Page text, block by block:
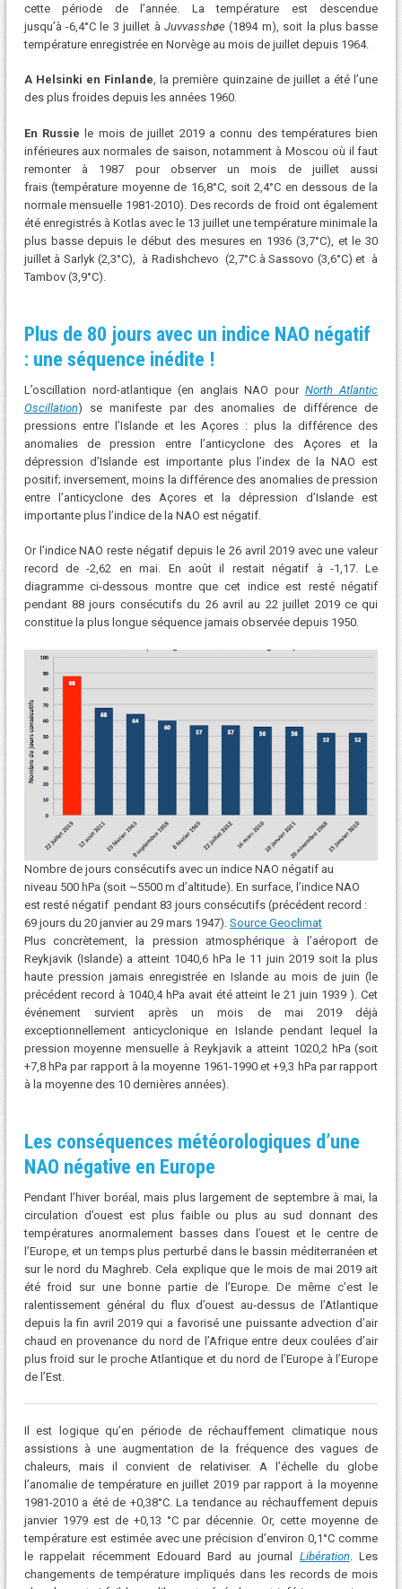
cette période de l’année. La température est descendue
jusqu’à -6,4°C le 3 juillet à Juvvasshøe (1894 m), soit la plus basse
température enregistrée en Norvège au mois de juillet depuis 1964.
A Helsinki en Finlande, la première quinzaine de juillet a été l’une
des plus froides depuis les années 1960.
En Russie le mois de juillet 2019 a connu des températures bien
inférieures aux normales de saison, notamment à Moscou où il faut
remonter à 1987 pour observer un mois de juillet aussi
frais (température moyenne de 16,8°C, soit 2,4°C en dessous de la
normale mensuelle 1981-2010). Des records de froid ont également
été enregistrés à Kotlas avec le 13 juillet une température minimale la
plus basse depuis le début des mesures en 1936 (3,7°C), et le 30
juillet à Sarlyk (2,3°C), à Radishchevo (2,7°C à Sassovo (3,6°C) et à
Tambov (3,9°C).
Plus de 80 jours avec un indice NAO négatif
: une séquence inédite !
L’oscillation nord-atlantique (en anglais NAO pourNorth Atlantic
Oscillation) se manifeste par des anomalies de différence de
pressions entre l’Islande et les Açores : plus la différence des
anomalies de pression entre l’anticyclone des Açores et la
dépression d’Islande est importante plus l’index de la NAO est
positif; inversement, moins la différence des anomalies de pression
entre l’anticyclone des Açores et la dépression d’Islande est
importante plus l’indice de la NAO est négatif.
Or l’indice NAO reste négatif depuis le 26 avril 2019 avec une valeur
record de -2,62 en mai. En août il restait négatif à -1,17. Le
diagramme ci-dessous montre que cet indice est resté négatif
pendant 88 jours consécutifs du 26 avril au 22 juillet 2019 ce qui
constitue la plus longue séquence jamais observée depuis 1950.
Nombre de jours consécutifs avec un indice NAO négatif au
niveau 500 hPa (soit ~5500 m d’altitude). En surface, l’indice NAO
est resté négatif pendant 83 jours consécutifs (précédent record :
69 jours du 20 janvier au 29 mars 1947). Source Geoclimat
Plus concrètement, la pression atmosphérique à l’aéroport de
Reykjavik (Islande) a atteint 1040,6 hPa le 11 juin 2019 soit la plus
haute pression jamais enregistrée en Islande au mois de juin (le
précédent record à 1040,4 hPa avait été atteint le 21 juin 1939 ). Cet
événement survient après un mois de mai 2019 déjà
exceptionnellement anticyclonique en Islande pendant lequel la
pression moyenne mensuelle à Reykjavik a atteint 1020,2 hPa (soit
+7,8 hPa par rapport à la moyenne 1961-1990 et +9,3 hPa par rapport
à la moyenne des 10 dernières années).
Les conséquences météorologiques d’une
NAO négative en Europe
Pendant l’hiver boréal, mais plus largement de septembre à mai, la
circulation d’ouest est plus faible ou plus au sud donnant des
températures anormalement basses dans l’ouest et le centre de
l’Europe, et un temps plus perturbé dans le bassin méditerranéen et
sur le nord du Maghreb. Cela explique que le mois de mai 2019 ait
été froid sur une bonne partie de l’Europe. De même c’est le
ralentissement général du flux d’ouest au‑dessus de l’Atlantique
depuis la fin avril 2019 qui a favorisé une puissante advection d’air
chaud en provenance du nord de l’Afrique entre deux coulées d’air
plus froid sur le proche Atlantique et du nord de l’Europe à l’Europe
de l’Est.
Il est logique qu’en période de réchauffement climatique nous
assistions à une augmentation de la fréquence des vagues de
chaleurs, mais il convient de relativiser. A l’échelle du globe
l’anomalie de température en juillet 2019 par rapport à la moyenne
1981-2010 a été de +0,38°C. La tendance au réchauffement depuis
janvier 1979 est de +0,13 °C par décennie. Or, cette moyenne de
température est estimée avec une précision d’environ 0,1°C comme
le rappelait récemment Edouard Bard au journal Libération. Les
changements de température impliqués dans les records de mois